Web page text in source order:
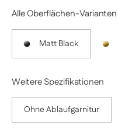
Alle Oberflächen-Varianten
Matt Black
Weitere Spezifikationen
Ohne Ablaufgarnitur